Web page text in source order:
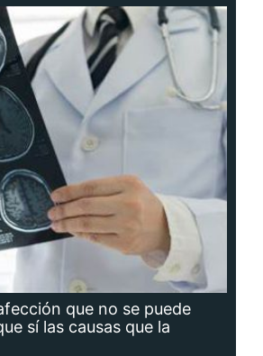
que no se puede
sí las causas que la